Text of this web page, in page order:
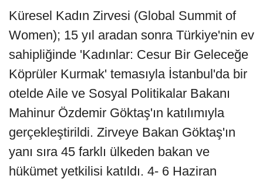
Küresel Kadın Zirvesi (Global Summit of
Women); 15 yıl aradan sonra Türkiye'nin ev
sahipliğinde 'Kadınlar: Cesur Bir Geleceğe
Köprüler Kurmak' temasıyla İstanbul'da bir
otelde Aile ve Sosyal Politikalar Bakanı
Mahinur Özdemir Göktaş'ın katılımıyla
gerçekleştirildi. Zirveye Bakan Göktaş'ın
yanı sıra 45 farklı ülkeden bakan ve
hükümet yetkilisi katıldı. 4- 6 Haziran